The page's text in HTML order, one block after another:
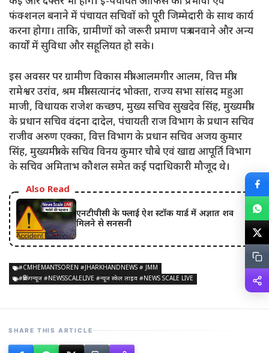
फंक्शनल बनाने में पंचायत सचिवों को पूरी जिम्मेदारी के साथ कार्य
करना होगा। ताकि, ग्रामीणों को जरूरी प्रमाण पत्र बनवाने और अन्य
कार्यों में सुविधा और सहूलियत हो सके।
इस अवसर पर ग्रामीण विकास मंत्री आलमगीर आलम, वित्त मंत्री
रामेश्वर उरांव, श्रम मंत्री सत्यानंद भोक्ता, राज्य सभा सांसद महुआ
माजी, विधायक राजेश कच्छप, मुख्य सचिव सुखदेव सिंह, मुख्यमंत्री
के प्रधान सचिव वंदना दादेल, पंचायती राज विभाग के प्रधान सचिव
राजीव अरुण एक्का, वित्त विभाग के प्रधान सचिव अजय कुमार
सिंह, मुख्यमंत्री के सचिव विनय कुमार चौबे एवं खाद्य आपूर्ति विभाग
के सचिव अमिताभ कौशल समेत कई पदाधिकारी मौजूद थे।
Also Read
एनटीपीसी के फ्लाई ऐश स्टॉक यार्ड में अज्ञात शव
मिलने से सनसनी
#CMHEMANTSOREN #JHARKHANDNEWS # JMM
#ब्रेकिंगन्यूज #NEWSSCALELIVE #न्यूज स्केल लाइव #NEWS SCALE LIVE
SHARE THIS ARTICLE